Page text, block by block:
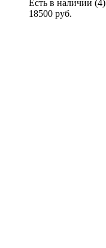
Есть в наличии (4)
18500 руб.